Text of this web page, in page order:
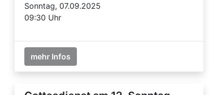
Sonntag, 07.09.2025
09:30 Uhr
mehr Infos